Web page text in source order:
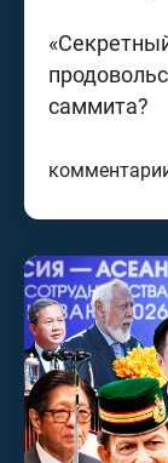
саммита?